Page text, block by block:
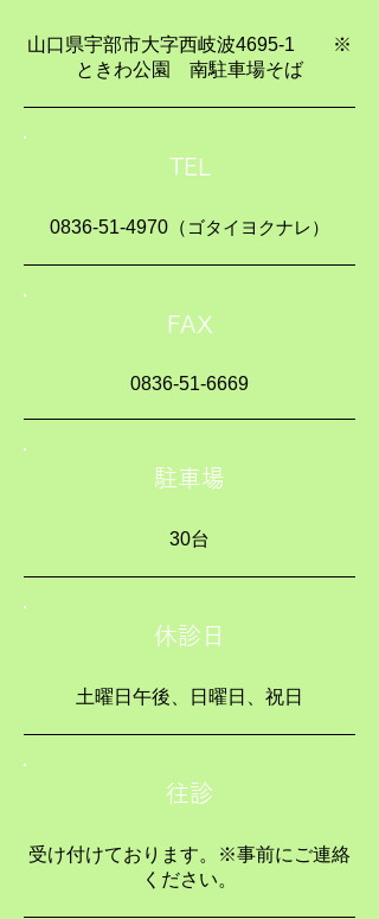
山口県宇部市大字西岐波4695-1 ※
ときわ公園 南駐車場そば
TEL
0836-51-4970 （ ゴタイヨクナレ）
FAX
0836-51-6669
駐車場
30台
休診日
土曜日午後、日曜日、祝日
往診
​受け付けております。※事前にご連絡
ください。